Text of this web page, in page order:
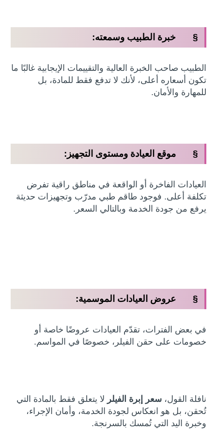
§ خبرة الطبيب وسمعته:
الطبيب صاحب الخبرة العالية والتقييمات الإيجابية غالبًا ما
تكون أسعاره أعلى، لأنك لا تدفع فقط للمادة، بل
للمهارة والأمان.
§ موقع العيادة ومستوى التجهيز:
العيادات الفاخرة أو الواقعة في مناطق راقية تفرض
تكلفة أعلى. فوجود طاقم طبي مدرّب وتجهيزات حديثة
يرفع من جودة الخدمة وبالتالي السعر.
§ عروض العيادات الموسمية:
في بعض الفترات، تقدّم العيادات عروضًا خاصة أو
خصومات على حقن الفيلر، خصوصًا في المواسم.
نافلة القول،سعر إبرة الفيلر لا يتعلق فقط بالمادة التي
تُحقن، بل هو انعكاس لجودة الخدمة، وأمان الإجراء،
وخبرة اليد التي تُمسك بالسرنجة.